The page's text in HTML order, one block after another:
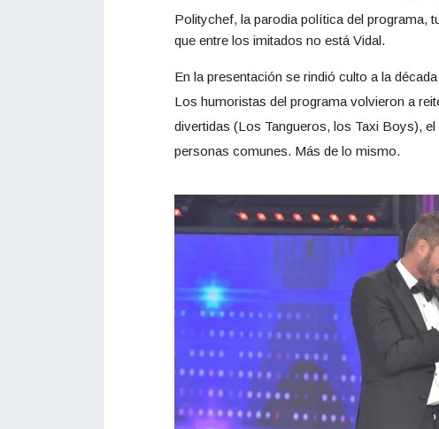
Politychef, la parodia política del programa,
que entre los imitados no está Vidal.
En la presentación se rindió culto a la
Los humoristas del programa volvieron a
divertidas (Los Tangueros, los Taxi Boys),
personas comunes. Más de lo mismo.